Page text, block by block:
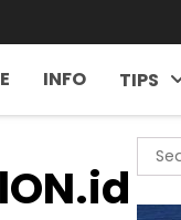
INFO TIPS
for: